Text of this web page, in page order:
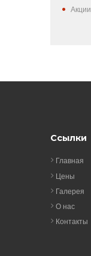
Акции
Ссылки
Главная
Цены
Галерея
О нас
Контакты